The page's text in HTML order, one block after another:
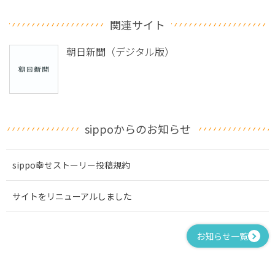
関連サイト
朝日新聞（デジタル版）
sippoからのお知らせ
sippo幸せストーリー投稿規約
サイトをリニューアルしました
お知らせ一覧